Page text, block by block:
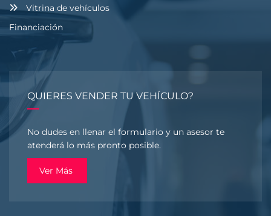
Vitrina de vehículos
Financiación
QUIERES VENDER TU VEHÍCULO?
No dudes en llenar el formulario y un asesor te
atenderá lo más pronto posible.
Ver Más